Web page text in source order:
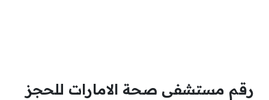
رقم مستشفى صحة الامارات للحجز